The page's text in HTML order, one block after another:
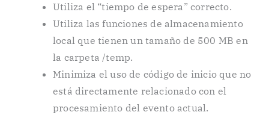
Utiliza el “tiempo de espera” correcto.
Utiliza las funciones de almacenamiento
local que tienen un tamaño de 500 MB en
la carpeta /temp.
Minimiza el uso de código de inicio que no
está directamente relacionado con el
procesamiento del evento actual.